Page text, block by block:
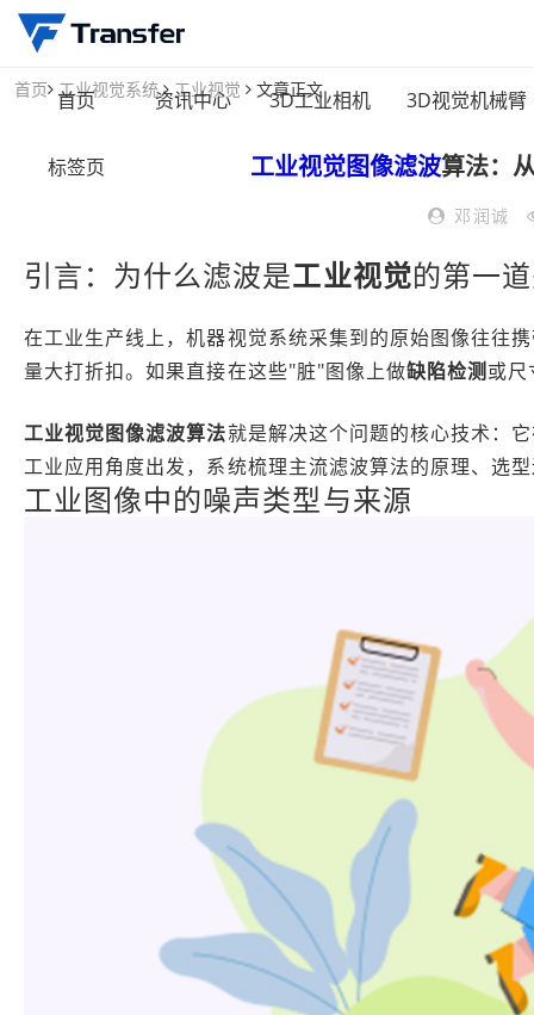
首页 资讯中心 3D工业相机 3D视觉机械臂
标签页
首页 工业视觉系统 工业视觉 文章正文
工业视觉图像滤波算法：
邓润诚
引言：为什么滤波是工业视觉的第一
在工业生产线上，机器视觉系统采集到的原始图像往
量大打折扣。如果直接在这些"脏"图像上做缺陷检测或
工业视觉图像滤波算法就是解决这个问题的核心技术：
工业应用角度出发，系统梳理主流滤波算法的原理、选
工业图像中的噪声类型与来源